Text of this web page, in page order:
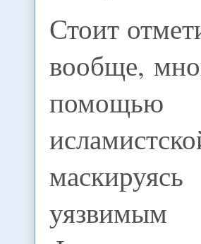
Стоит
вообще,